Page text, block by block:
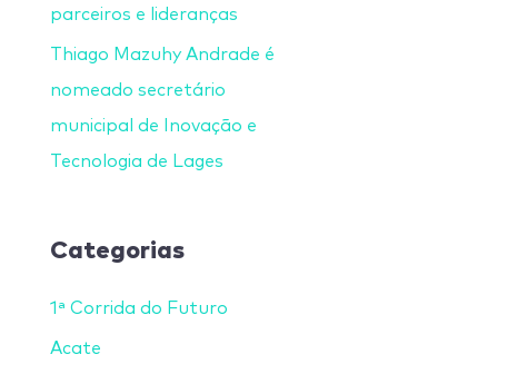
parceiros e lideranças
Thiago Mazuhy Andrade é
nomeado secretário
municipal de Inovação e
Tecnologia de Lages
Categorias
1ª Corrida do Futuro
Acate